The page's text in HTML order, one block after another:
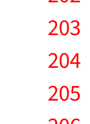
203
204
205